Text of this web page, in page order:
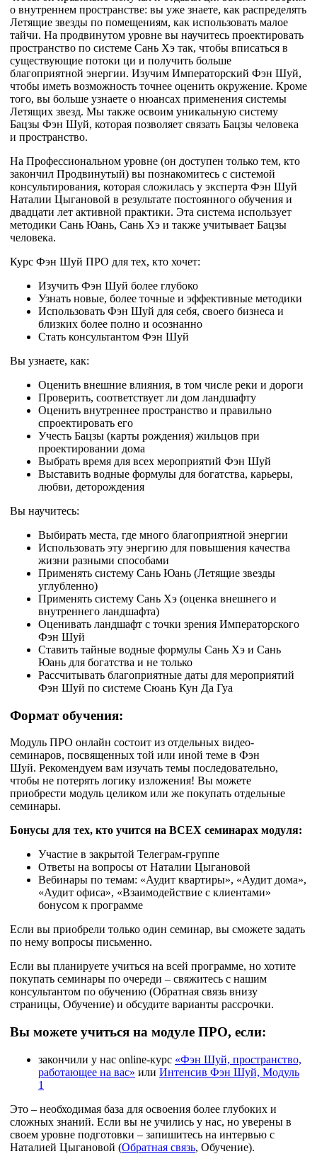
о внутреннем пространстве: вы уже знаете, как распределять
Летящие звезды по помещениям, как использовать малое
тайчи. На продвинутом уровне вы научитесь проектировать
пространство по системе Сань Хэ так, чтобы вписаться в
существующие потоки ци и получить больше
благоприятной энергии. Изучим Императорский Фэн Шуй,
чтобы иметь возможность точнее оценить окружение. Кроме
того, вы больше узнаете о нюансах применения системы
Летящих звезд. Мы также освоим уникальную систему
Бацзы Фэн Шуй, которая позволяет связать Бацзы человека
и пространство.
На Профессиональном уровне (он доступен только тем, кто
закончил Продвинутый) вы познакомитесь с системой
консультирования, которая сложилась у эксперта Фэн Шуй
Наталии Цыгановой в результате постоянного обучения и
двадцати лет активной практики. Эта система использует
методики Сань Юань, Сань Хэ и также учитывает Бацзы
человека.
Курс Фэн Шуй ПРО для тех, кто хочет:
Изучить Фэн Шуй более глубоко
Узнать новые, более точные и эффективные методики
Использовать Фэн Шуй для себя, своего бизнеса и
близких более полно и осознанно
Стать консультантом Фэн Шуй
Вы узнаете, как:
Оценить внешние влияния, в том числе реки и дороги
Проверить, соответствует ли дом ландшафту
Оценить внутреннее пространство и правильно
спроектировать его
Учесть Бацзы (карты рождения) жильцов при
проектировании дома
Выбрать время для всех мероприятий Фэн Шуй
Выставить водные формулы для богатства, карьеры,
любви, деторождения
Вы научитесь:
Выбирать места, где много благоприятной энергии
Использовать эту энергию для повышения качества
жизни разными способами
Применять систему Сань Юань (Летящие звезды
углубленно)
Применять систему Сань Хэ (оценка внешнего и
внутреннего ландшафта)
Оценивать ландшафт с точки зрения Императорского
Фэн Шуй
Ставить тайные водные формулы Сань Хэ и Сань
Юань для богатства и не только
Рассчитывать благоприятные даты для мероприятий
Фэн Шуй по системе Сюань Кун Да Гуа
Формат обучения:
Модуль ПРО онлайн состоит из отдельных видео-
семинаров, посвященных той или иной теме в Фэн
Шуй. Рекомендуем вам изучать темы последовательно,
чтобы не потерять логику изложения! Вы можете
приобрести модуль целиком или же покупать отдельные
семинары.
Бонусы для тех, кто учится на ВСЕХ семинарах модуля:
Участие в закрытой Телеграм-группе
Ответы на вопросы от Наталии Цыгановой
Вебинары по темам: «Аудит квартиры», «Аудит дома»,
«Аудит офиса», «Взаимодействие с клиентами»
бонусом к программе
Если вы приобрели только один семинар, вы сможете задать
по нему вопросы письменно.
Если вы планируете учиться на всей программе, но хотите
покупать семинары по очереди – свяжитесь с нашим
консультантом по обучению (Обратная связь внизу
страницы, Обучение) и обсудите варианты рассрочки.
Вы можете учиться на модуле ПРО, если:
закончили у нас online-курс «Фэн Шуй, пространство,
работающее на вас» или Интенсив Фэн Шуй, Модуль
1
Это – необходимая база для освоения более глубоких и
сложных знаний. Если вы не учились у нас, но уверены в
своем уровне подготовки – запишитесь на интервью с
Наталией Цыгановой (Обратная связь, Обучение).